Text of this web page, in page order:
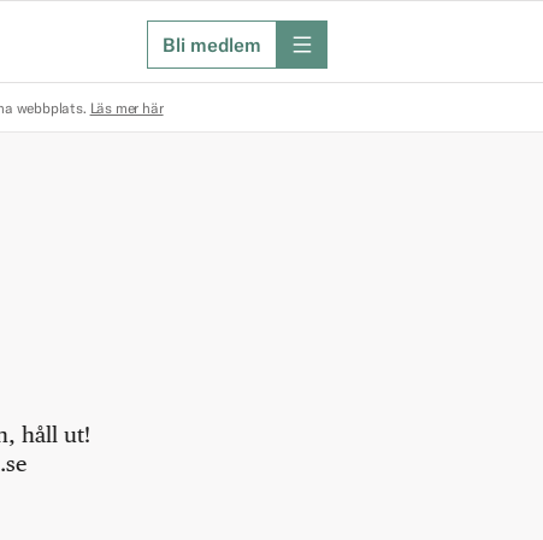
Bli medlem meny
webbplats. Läs mer här
håll ut!